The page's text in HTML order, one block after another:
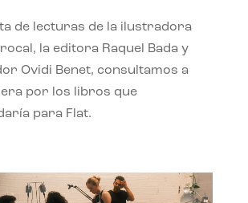
de lecturas de la ilustradora
la editora Raquel Bada y
Ovidi Benet, consultamos a
por los libros que
para Flat.